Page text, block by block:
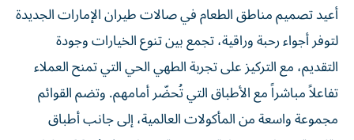
أعيد تصميم مناطق الطعام في صالات طيران الإمارات الجديدة
لتوفر أجواء رحبة وراقية، تجمع بين تنوع الخيارات وجودة
التقديم، مع التركيز على تجربة الطهي الحي التي تمنح العملاء
تفاعلاً مباشراً مع الأطباق التي تُحضّر أمامهم. وتضم القوائم
مجموعة واسعة من المأكولات العالمية، إلى جانب أطباق